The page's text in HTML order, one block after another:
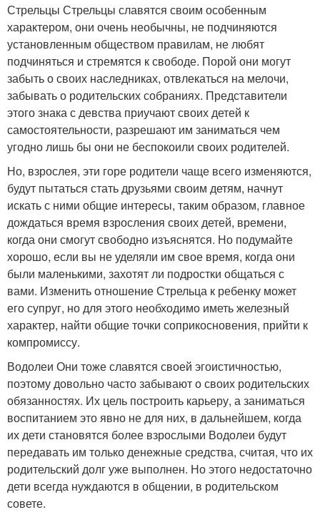
Стрельцы Стрельцы славятся своим особенным
характером, они очень необычны, не подчиняются
установленным обществом правилам, не любят
подчиняться и стремятся к свободе. Порой они могут
забыть о своих наследниках, отвлекаться на мелочи,
забывать о родительских собраниях. Представители
этого знака с девства приучают своих детей к
самостоятельности, разрешают им заниматься чем
угодно лишь бы они не беспокоили своих родителей.
Но, взрослея, эти горе родители чаще всего изменяются,
будут пытаться стать друзьями своим детям, начнут
искать с ними общие интересы, таким образом, главное
дождаться время взросления своих детей, времени,
когда они смогут свободно изъяснятся. Но подумайте
хорошо, если вы не уделяли им свое время, когда они
были маленькими, захотят ли подростки общаться с
вами. Изменить отношение Стрельца к ребенку может
его супруг, но для этого необходимо иметь железный
характер, найти общие точки соприкосновения, прийти к
компромиссу.
Водолеи Они тоже славятся своей эгоистичностью,
поэтому довольно часто забывают о своих родительских
обязанностях. Их цель построить карьеру, а заниматься
воспитанием это явно не для них, в дальнейшем, когда
их дети становятся более взрослыми Водолеи будут
передавать им только денежные средства, считая, что их
родительский долг уже выполнен. Но этого недостаточно
дети всегда нуждаются в общении, в родительском
совете.